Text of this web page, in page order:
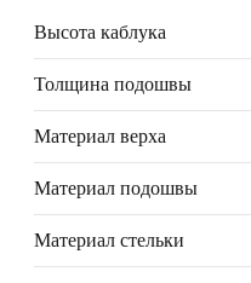
Высота каблука
Толщина подошвы
Материал верха
Материал подошвы
Материал стельки